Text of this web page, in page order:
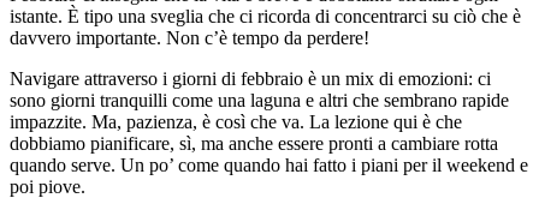
istante. È tipo una sveglia che ci ricorda di concentrarci su ciò che è
davvero importante. Non c’è tempo da perdere!
Navigare attraverso i giorni di febbraio è un mix di emozioni: ci
sono giorni tranquilli come una laguna e altri che sembrano rapide
impazzite. Ma, pazienza, è così che va. La lezione qui è che
dobbiamo pianificare, sì, ma anche essere pronti a cambiare rotta
quando serve. Un po’ come quando hai fatto i piani per il weekend e
poi piove.